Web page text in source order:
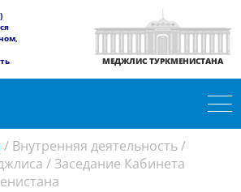
МЕДЖЛИС ТУРКМЕНИСТАНА
/ Внутренняя деятельность/
/ Заседание Кабинета